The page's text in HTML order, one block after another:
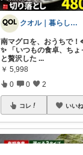
クオル｜暮らしの「質」爆上げ🈁
南マグロを、おうちで！
✨ 「いつもの食卓、ちょ
と贅沢した ...
￥ 5,998
0 0 2
コレ いいね